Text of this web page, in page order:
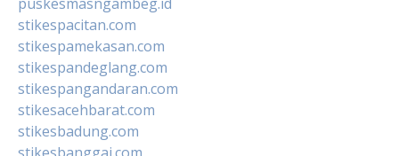
stikespacitan.com
stikespamekasan.com
stikespandeglang.com
stikespangandaran.com
stikesacehbarat.com
stikesbadung.com
stikesbanggai.com